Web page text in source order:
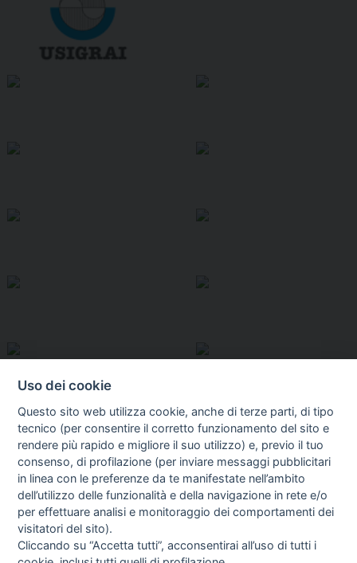
I libri Vedi tutti
Uso dei cookie
Questo sito web utilizza cookie, anche di terze parti, di tipo
tecnico (per consentire il corretto funzionamento del sito e
rendere più rapido e migliore il suo utilizzo) e, previo il tuo
consenso, di profilazione (per inviare messaggi pubblicitari
in linea con le preferenze da te manifestate nell’ambito
dell’utilizzo delle funzionalità e della navigazione in rete e/o
per effettuare analisi e monitoraggio dei comportamenti dei
visitatori del sito).
Cliccando su “Accetta tutti”, acconsentirai all’uso di tutti i